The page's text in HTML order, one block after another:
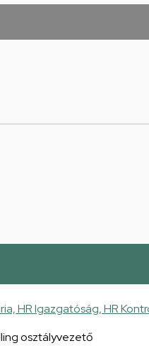
HR Igazgatóság, HR
osztályvezető